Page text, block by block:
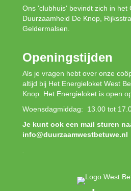
Ons 'clubhuis' bevindt zich in het
Duurzaamheid De Knop,
Geldermalsen.
Openingstijden
Als je vragen hebt over onze
altijd bij Het Energieloket West
Knop. Het Energieloket is open
Woensdagmiddag: 13.00 tot
Je kunt ook een mail sturen
info@duurzaamwestbetuwe.nl
.